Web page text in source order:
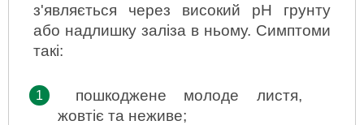
з'являється через високий pH грунту
або надлишку заліза в ньому. Симптоми
такі:
пошкоджене молоде листя,
жовтіє та неживе;